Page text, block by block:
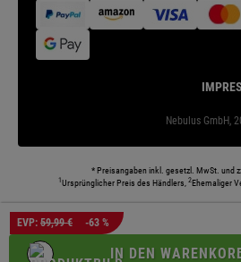
EVP: 59,99 € -63 %
IN DEN
Nebulus GmbH,
* Preisangaben inkl. gesetzl. MwSt. und
1Ursprünglicher Preis des Händlers, 2Ehemaliger
Die abgebildeten Models und Umgebungen
dargestellten Produkte entsprechen